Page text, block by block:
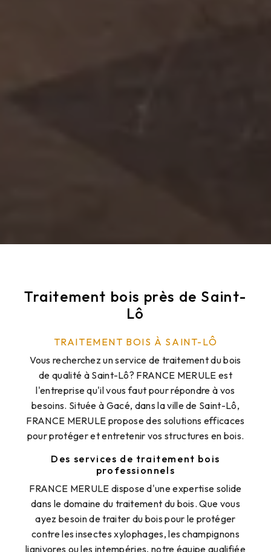
Traitement bois près de Saint-
Lô
TRAITEMENT BOIS À SAINT-LÔ
Vous recherchez un service de traitement du bois
de qualité à Saint-Lô? FRANCE MERULE est
l'entreprise qu'il vous faut pour répondre à vos
besoins. Située à Gacé, dans la ville de Saint-Lô,
FRANCE MERULE propose des solutions efficaces
pour protéger et entretenir vos structures en bois.
Des services de traitement bois
professionnels
FRANCE MERULE dispose d'une expertise solide
dans le domaine du traitement du bois. Que vous
ayez besoin de traiter du bois pour le protéger
contre les insectes xylophages, les champignons
lignivores ou les intempéries, notre équipe qualifiée